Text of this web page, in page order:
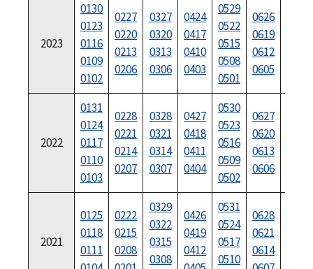
2023
0130
0123
0116
0109
0102
0227
0220
0213
0206
0327
0320
0313
0306
0424
0417
0410
0403
0529
0522
0515
0508
0501
0626
0619
0612
0605
2022
0131
0124
0117
0110
0103
0228
0221
0214
0207
0328
0321
0314
0307
0427
0418
0411
0404
0530
0523
0516
0509
0502
0627
0620
0613
0606
2021
0125
0118
0111
0222
0215
0208
0329
0322
0315
0308
0426
0419
0412
0531
0524
0517
0510
0628
0621
0614